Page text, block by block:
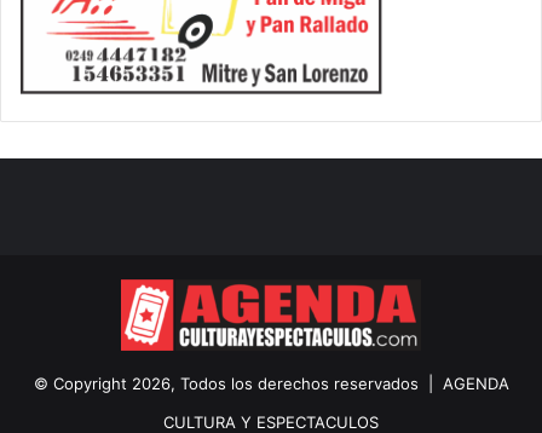
© Copyright 2026, Todos los derechos reservados | AGENDA
CULTURA Y ESPECTACULOS